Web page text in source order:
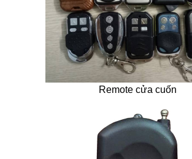
Remote cửa cuốn